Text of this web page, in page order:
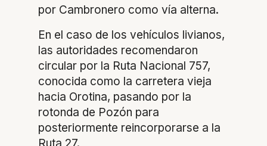
por Cambronero como vía alterna.
En el caso de los vehículos livianos,
las autoridades recomendaron
circular por la Ruta Nacional 757,
conocida como la carretera vieja
hacia Orotina, pasando por la
rotonda de Pozón para
posteriormente reincorporarse a la